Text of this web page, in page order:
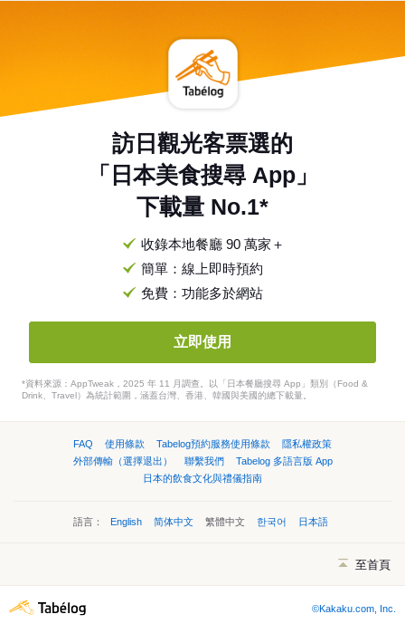
訪日觀光客票選的
「日本美食搜尋 App」
下載量 No.1*
收錄本地餐廳 90 萬家＋
簡單：線上即時預約
免費：功能多於網站
立即使用
*資料來源：AppTweak，2025 年 11 月調查。以「日本餐廳搜尋 App」類別（Food &
Drink、Travel）為統計範圍，涵蓋台灣、香港、韓國與美國的總下載量。
FAQ 使用條款 Tabelog預約服務使用條款
隱私權政策
外部傳輸（選擇退出）
聯繫我們
Tabelog 多語言版 App
日本的飲食文化與禮儀指南
語言： English 简体中文 繁體中文 한국어 日本語
至首頁
©Kakaku.com, Inc.